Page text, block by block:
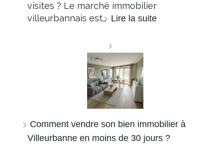
visites ? Le marché immobilier
villeurbannais est… Lire la suite
Comment vendre son bien immobilier à
Villeurbanne en moins de 30 jours ?